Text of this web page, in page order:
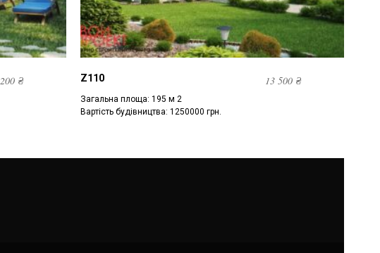
₴ Z110 13 500₴
Загальна площа: 195 м 2
Вартість будівництва: 1250000 грн.